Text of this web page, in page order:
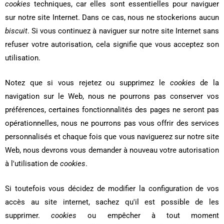
cookies techniques, car elles sont essentielles pour naviguer
sur notre site Internet. Dans ce cas, nous ne stockerions aucun
biscuit. Si vous continuez à naviguer sur notre site Internet sans
refuser votre autorisation, cela signifie que vous acceptez son
utilisation.
Notez que si vous rejetez ou supprimez le cookies de la
navigation sur le Web, nous ne pourrons pas conserver vos
préférences, certaines fonctionnalités des pages ne seront pas
opérationnelles, nous ne pourrons pas vous offrir des services
personnalisés et chaque fois que vous naviguerez sur notre site
Web, nous devrons vous demander à nouveau votre autorisation
à l'utilisation de cookies.
Si toutefois vous décidez de modifier la configuration de vos
accès au site internet, sachez qu'il est possible de les
supprimer.cookies ou empêcher à tout moment